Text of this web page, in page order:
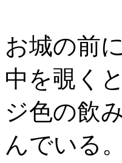
お城の前
中を覗く
ジ色の飲
んでいる